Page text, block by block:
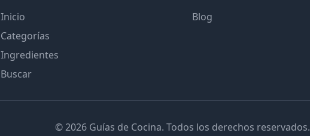
Inicio
Categorías
Ingredientes
Buscar
Blog
© 2026 Guías de Cocina. Todos los derechos reservados.